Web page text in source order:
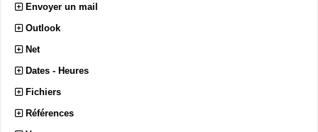
Envoyer un mail
Outlook
Net
Dates - Heures
Fichiers
Références